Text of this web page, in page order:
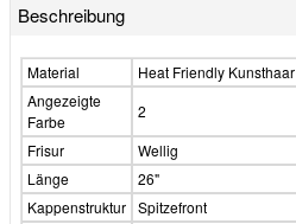
Beschreibung
Material
Heat Friendly Kunsthaar
Angezeigte
Farbe
2
Frisur
Wellig
Länge
26"
Kappenstruktur Spitzefront